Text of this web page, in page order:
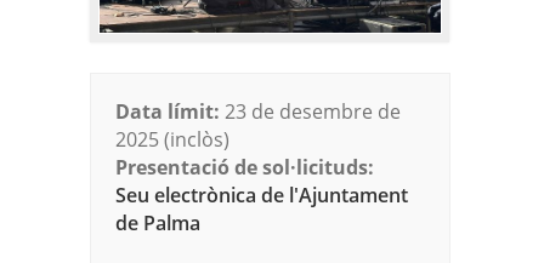
Data límit: 23 de desembre de
2025 (inclòs)
Presentació de sol·licituds:
Seu electrònica de l'Ajuntament
de Palma